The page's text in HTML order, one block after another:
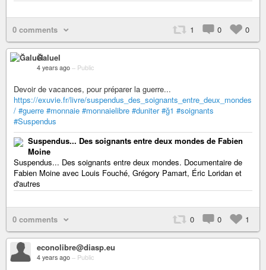
0 comments 1 0 0
Ğaluel
4 years ago – Public
Devoir de vacances, pour préparer la guerre...
https://exuvie.fr/livre/suspendus_des_soignants_entre_deux_mondes
/ #guerre #monnaie #monnaielibre #duniter #ğ1 #soignants
#Suspendus
Suspendus... Des soignants entre deux mondes de Fabien
Moine
Suspendus... Des soignants entre deux mondes. Documentaire de
Fabien Moine avec Louis Fouché, Grégory Pamart, Éric Loridan et
d'autres
0 comments 0 0 1
econolibre@diasp.eu
4 years ago – Public